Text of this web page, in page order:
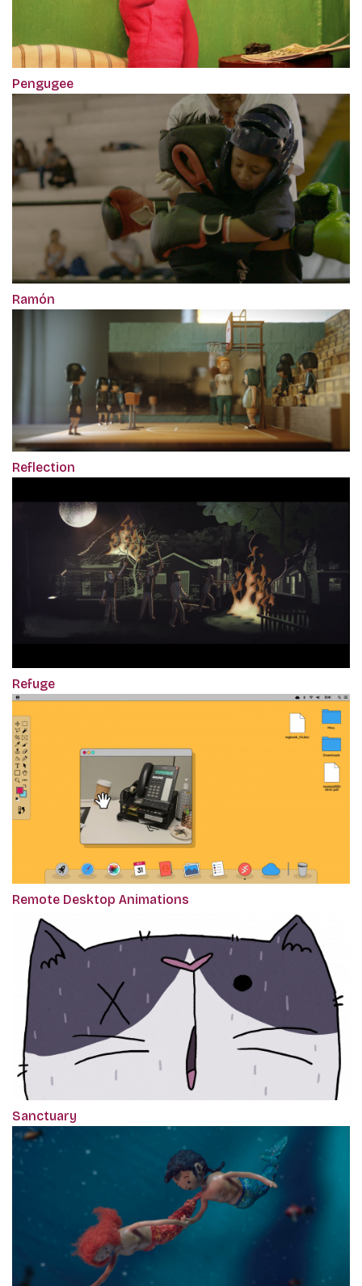
Pengugee
Ramón
Reflection
Refuge
Remote Desktop Animations
Sanctuary